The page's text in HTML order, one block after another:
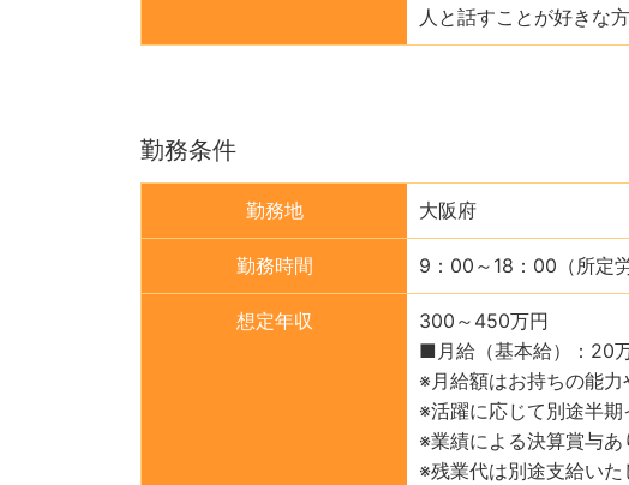
人と話すことが好きな
勤務条件
勤務地 大阪府
勤務時間 9：00～18：00（所定
想定年収
300～450万円
■月給（基本給）：20
※月給額はお持ちの能力
※活躍に応じて別途半期
※業績による決算賞与あ
※残業代は別途支給いた